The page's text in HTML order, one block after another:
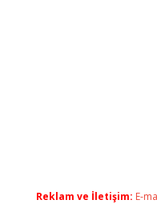
Reklam ve İletişim: E-